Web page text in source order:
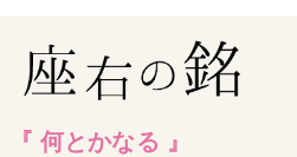
何とかなる